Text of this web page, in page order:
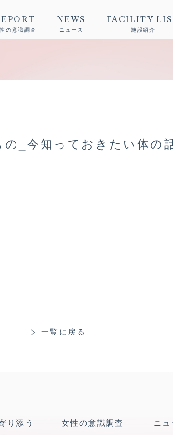
の意識調査
NEWS
ニュース
FACILITY
施設紹介
の_今知っておきたい体の
一覧に戻る
り添う 女性の意識調査 ニュ